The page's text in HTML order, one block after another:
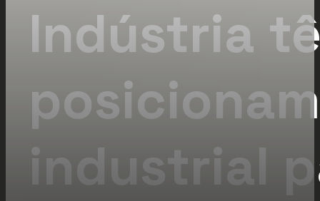
Indústria
industrial